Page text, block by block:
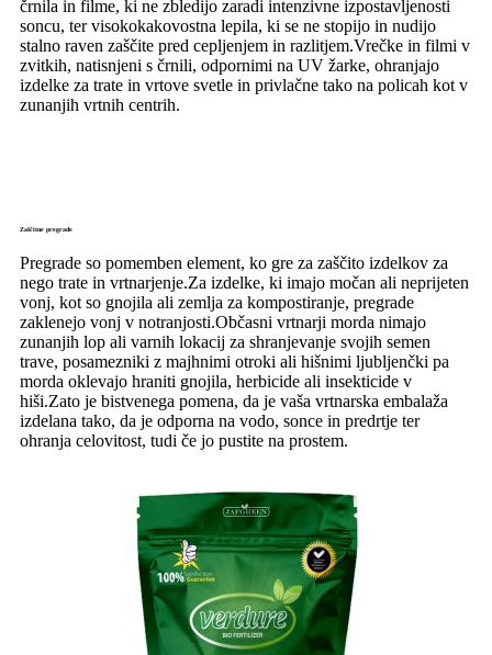
črnila in filme, ki ne zbledijo zaradi intenzivne izpostavljenosti
soncu, ter visokokakovostna lepila, ki se ne stopijo in nudijo
stalno raven zaščite pred cepljenjem in razlitjem.Vrečke in filmi v
zvitkih, natisnjeni s črnili, odpornimi na UV žarke, ohranjajo
izdelke za trate in vrtove svetle in privlačne tako na policah kot v
zunanjih vrtnih centrih.
Zaščitne pregrade
Pregrade so pomemben element, ko gre za zaščito izdelkov za
nego trate in vrtnarjenje.Za izdelke, ki imajo močan ali neprijeten
vonj, kot so gnojila ali zemlja za kompostiranje, pregrade
zaklenejo vonj v notranjosti.Občasni vrtnarji morda nimajo
zunanjih lop ali varnih lokacij za shranjevanje svojih semen
trave, posamezniki z majhnimi otroki ali hišnimi ljubljenčki pa
morda oklevajo hraniti gnojila, herbicide ali insekticide v
hiši.Zato je bistvenega pomena, da je vaša vrtnarska embalaža
izdelana tako, da je odporna na vodo, sonce in predrtje ter
ohranja celovitost, tudi če jo pustite na prostem.